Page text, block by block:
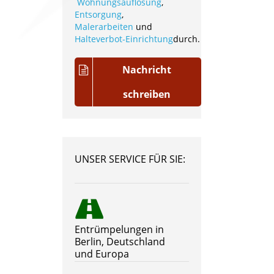
Entsorgung,
Malerarbeiten und
Halteverbot-Einrichtungdurch.
Nachricht
schreiben
UNSER SERVICE FÜR SIE:
Entrümpelungen in
Berlin, Deutschland
und Europa